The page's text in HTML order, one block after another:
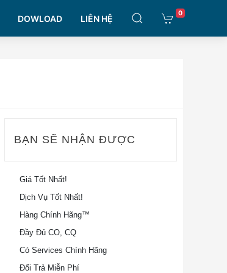
DOWLOAD LIÊN HỆ
0
BẠN SẼ NHẬN ĐƯỢC
Giá Tốt Nhất!
Dịch Vụ Tốt Nhất!
Hàng Chính Hãng™
Đầy Đủ CO, CQ
Có Services Chính Hãng
Đổi Trả Miễn Phí